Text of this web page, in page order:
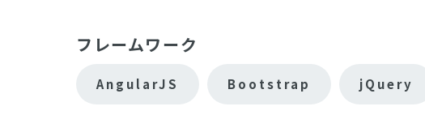
フレームワーク
AngularJS Bootstrap jQuery